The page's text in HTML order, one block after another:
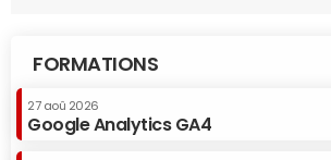
FORMATIONS
27 aoû 2026
Google Analytics GA4